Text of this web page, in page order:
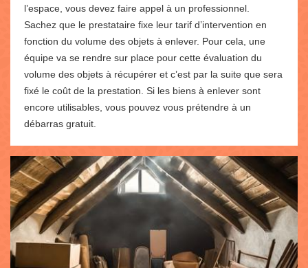
l’espace, vous devez faire appel à un professionnel.
Sachez que le prestataire fixe leur tarif d’intervention en
fonction du volume des objets à enlever. Pour cela, une
équipe va se rendre sur place pour cette évaluation du
volume des objets à récupérer et c’est par la suite que sera
fixé le coût de la prestation. Si les biens à enlever sont
encore utilisables, vous pouvez vous prétendre à un
débarras gratuit.